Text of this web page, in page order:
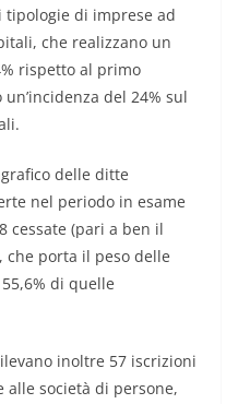
di imprese ad
che realizzano un
rispetto al primo
del 24% sul
delle ditte
nel periodo in esame
cessate (pari a ben il
che porta il peso delle
di quelle
inoltre 57 iscrizioni
alle società di persone,